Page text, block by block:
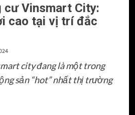
cư Vinsmart City:
cao tại vị trí đắc
city đang là một trong
sản “hot” nhất thị trường